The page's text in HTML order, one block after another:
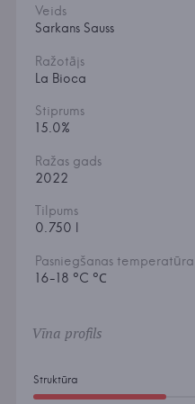
Veids
Sarkans Sauss
Ražotājs
La Bioca
Stiprums
15.0%
Ražas gads
2022
Tilpums
0.750 l
Pasniegšanas temperatūra
16-18 °C °С
Vīna profils
Struktūra